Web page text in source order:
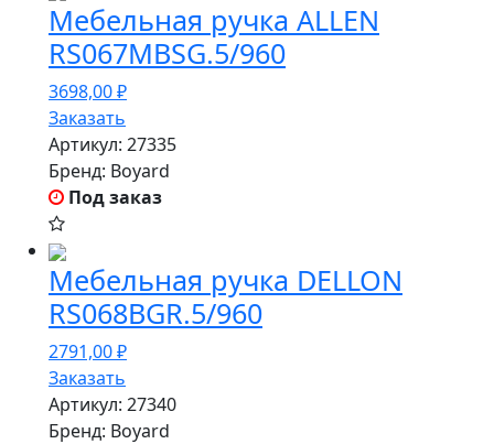
Мебельная ручка ALLEN
RS067MBSG.5/960
3698,00₽
Заказать
Артикул: 27335
Бренд: Boyard
Под заказ
Мебельная ручка DELLON
RS068BGR.5/960
2791,00₽
Заказать
Артикул: 27340
Бренд: Boyard